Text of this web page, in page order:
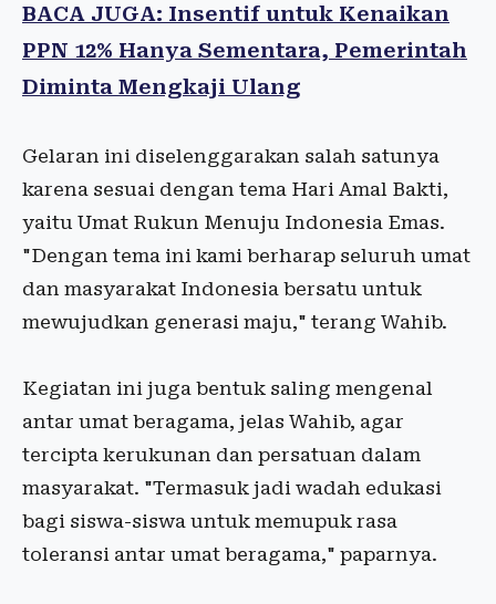
BACA JUGA: Insentif untuk Kenaikan
PPN 12% Hanya Sementara, Pemerintah
Diminta Mengkaji Ulang
Gelaran ini diselenggarakan salah satunya
karena sesuai dengan tema Hari Amal Bakti,
yaitu Umat Rukun Menuju Indonesia Emas.
"Dengan tema ini kami berharap seluruh umat
dan masyarakat Indonesia bersatu untuk
mewujudkan generasi maju," terang Wahib.
Kegiatan ini juga bentuk saling mengenal
antar umat beragama, jelas Wahib, agar
tercipta kerukunan dan persatuan dalam
masyarakat. "Termasuk jadi wadah edukasi
bagi siswa-siswa untuk memupuk rasa
toleransi antar umat beragama," paparnya.